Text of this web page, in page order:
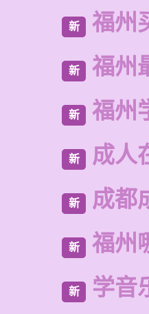
新 福州
新 福州
新 福州
新 成人
新 成都
新 福州
新 学音